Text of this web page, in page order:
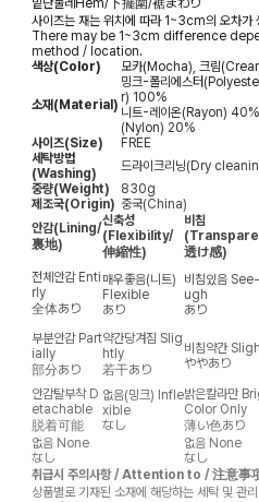
밑단둘레 Hem/下擺圍/裾まわり
사이즈는 재는 위치에 따라 1~3cm의 오차가
There may be 1~3cm difference
method / location.
색상(Color)
모카(Mocha), 크림
소재(Material)
밍크-폴리에스터
r) 100%
니트-레이온(Rayon)
(Nylon) 20%
사이즈(Size)
FREE
세탁방법
(Washing)
드라이크리닝(Dry
중량(Weight)
830g
제조국(Origin) 중국(China)
안감(Lining/
裏地)
신축성
(Flexibility/
伸縮性)
비침
透け感)
전체안감 Enti
rly
全体あり
매우좋음(니트)
Flexible
あり
비침있음
ugh
あり
부분안감 Part
ially
部分あり
약간당겨짐 Slig
htly
若干あり
비침약간
ややあり
안감탈부착 D
etachable
脱着可能
없음(밍크) Infle
xible
なし
밝은칼라만
Color Only
薄い色あり
없음 None
なし
없음 None
なし
취급시 주의사항 / Attention to / 注意事
상품별로 기재된 소재에 해당하는 세탁 및 관